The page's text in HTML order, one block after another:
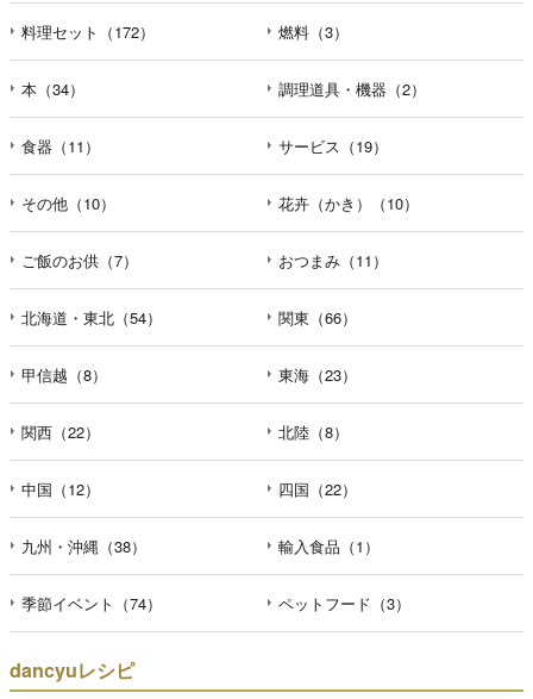
料理セット（172） 燃料（3）
本（34） 調理道具・機器（2）
食器（11） サービス（19）
その他（10） 花卉（かき）（10）
ご飯のお供（7） おつまみ（11）
北海道・東北（54） 関東（66）
甲信越（8） 東海（23）
関西（22） 北陸（8）
中国（12） 四国（22）
九州・沖縄（38） 輸入食品（1）
季節イベント（74） ペットフード（3）
dancyuレシピ